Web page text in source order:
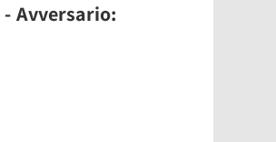
Avversario: